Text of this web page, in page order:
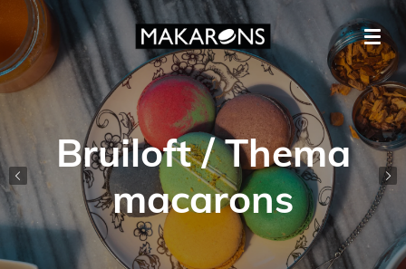
direct
naar
de
hoofdinhoud
Bruiloft / Thema
macarons